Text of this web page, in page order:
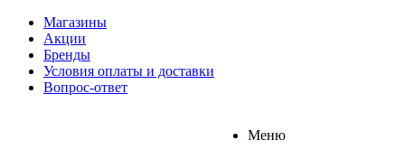
Магазины
Акции
Бренды
Условия оплаты и доставки
Вопрос-ответ
Меню